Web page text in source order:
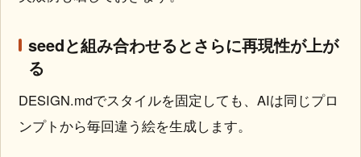
seedと組み合わせるとさらに再現性が上が
る
DESIGN.mdでスタイルを固定しても、AIは同じプロ
ンプトから毎回違う絵を生成します。